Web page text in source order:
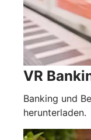
VR
Banking und
herunterladen.